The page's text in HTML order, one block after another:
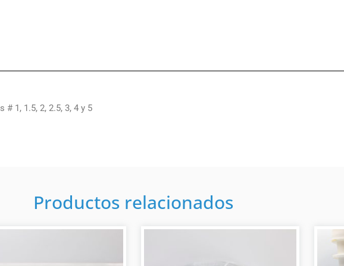
1, 1.5, 2, 2.5, 3, 4 y 5
Productos relacionados